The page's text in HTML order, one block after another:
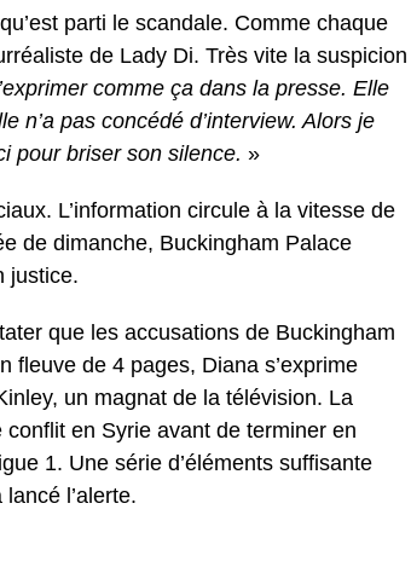
parti le scandale. Comme chaque
de Lady Di. Très vite la suspicion
comme ça dans la presse. Elle
n’a pas concédé d’interview. Alors je
pour briser son silence. »
L’information circule à la vitesse de
de dimanche, Buckingham Palace
justice.
que les accusations de Buckingham
fleuve de 4 pages, Diana s’exprime
un magnat de la télévision. La
en Syrie avant de terminer en
1. Une série d’éléments suffisante
l’alerte.